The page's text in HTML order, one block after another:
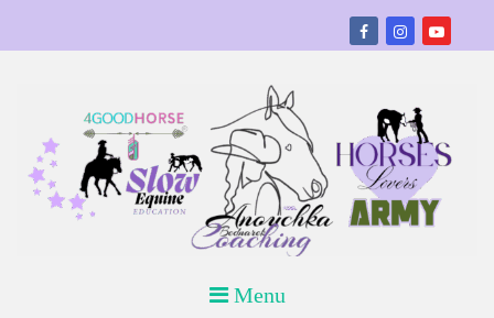
ANOUCHKA BEDNAREK COACHING
Menu